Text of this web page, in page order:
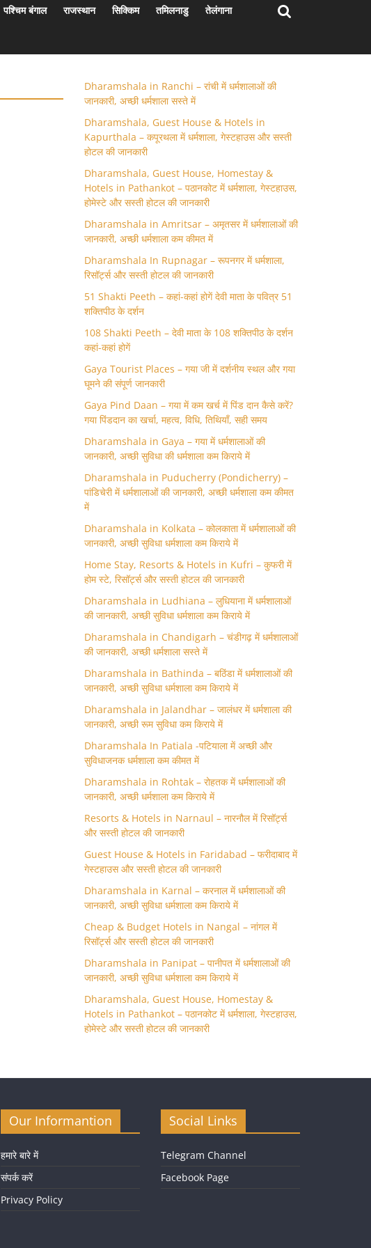
पश्चिम बंगाल राजस्थान सिक्किम तमिलनाडु तेलंगाना
Dharamshala in Ranchi – रांची में धर्मशालाओं की
जानकारी, अच्छी धर्मशाला सस्ते में
Dharamshala, Guest House & Hotels in
Kapurthala – कपूरथला में धर्मशाला, गेस्टहाउस और सस्ती
होटल की जानकारी
Dharamshala, Guest House, Homestay &
Hotels in Pathankot – पठानकोट में धर्मशाला, गेस्टहाउस,
होमेस्टे और सस्ती होटल की जानकारी
Dharamshala in Amritsar – अमृतसर में धर्मशालाओं की
जानकारी, अच्छी धर्मशाला कम कीमत में
Dharamshala In Rupnagar – रूपनगर में धर्मशाला,
रिसॉर्ट्स और सस्ती होटल की जानकारी
51 Shakti Peeth – कहां-कहां होगें देवी माता के पवित्र 51
शक्तिपीठ के दर्शन
108 Shakti Peeth – देवी माता के 108 शक्तिपीठ के दर्शन
कहां-कहां होगें
Gaya Tourist Places – गया जी में दर्शनीय स्थल और गया
घूमने की संपूर्ण जानकारी
Gaya Pind Daan – गया में कम खर्च में पिंड दान कैसे करें?
गया पिंडदान का खर्चा, महत्व, विधि, तिथियाँ, सही समय
Dharamshala in Gaya – गया में धर्मशालाओं की
जानकारी, अच्छी सुविधा की धर्मशाला कम किराये में
Dharamshala in Puducherry (Pondicherry) –
पांडिचेरी में धर्मशालाओं की जानकारी, अच्छी धर्मशाला कम कीमत
में
Dharamshala in Kolkata – कोलकाता में धर्मशालाओं की
जानकारी, अच्छी सुविधा धर्मशाला कम किराये में
Home Stay, Resorts & Hotels in Kufri – कुफरी में
होम स्‍टे, रिसॉर्ट्स और सस्ती होटल की जानकारी
Dharamshala in Ludhiana – लुधियाना में धर्मशालाओं
की जानकारी, अच्छी सुविधा धर्मशाला कम किराये में
Dharamshala in Chandigarh – चंडीगढ़ में धर्मशालाओं
की जानकारी, अच्छी धर्मशाला सस्ते में
Dharamshala in Bathinda – बठिंडा में धर्मशालाओं की
जानकारी, अच्छी सुविधा धर्मशाला कम किराये में
Dharamshala in Jalandhar – जालंधर में धर्मशाला की
जानकारी, अच्छी रूम सुविधा कम किराये में
Dharamshala In Patiala -पटियाला में अच्छी और
सुविधाजनक धर्मशाला कम कीमत में
Dharamshala in Rohtak – रोहतक में धर्मशालाओं की
जानकारी, अच्छी धर्मशाला कम किराये में
Resorts & Hotels in Narnaul – नारनौल में रिसॉर्ट्स
और सस्ती होटल की जानकारी
Guest House & Hotels in Faridabad – फरीदाबाद में
गेस्टहाउस और सस्ती होटल की जानकारी
Dharamshala in Karnal – करनाल में धर्मशालाओं की
जानकारी, अच्छी सुविधा धर्मशाला कम किराये में
Cheap & Budget Hotels in Nangal – नांगल में
रिसॉर्ट्स और सस्ती होटल की जानकारी
Dharamshala in Panipat – पानीपत में धर्मशालाओं की
जानकारी, अच्छी सुविधा धर्मशाला कम किराये में
Dharamshala, Guest House, Homestay &
Hotels in Pathankot – पठानकोट में धर्मशाला, गेस्टहाउस,
होमेस्टे और सस्ती होटल की जानकारी
Our Informantion
हमारे बारे में
संपर्क करें
Privacy Policy
Social Links
Telegram Channel
Facebook Page